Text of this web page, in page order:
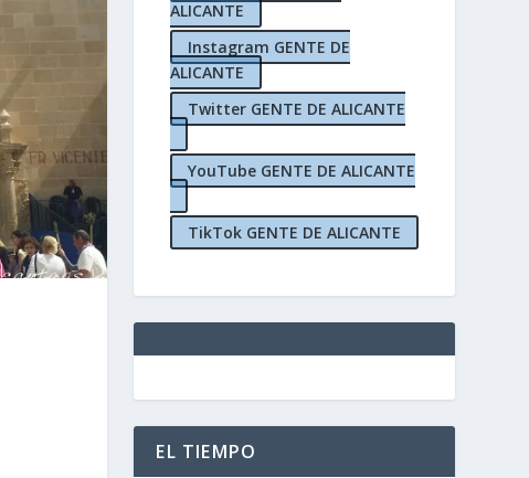
ALICANTE
Instagram GENTE DE
ALICANTE
Twitter GENTE DE ALICANTE
YouTube GENTE DE ALICANTE
TikTok GENTE DE ALICANTE
EL TIEMPO